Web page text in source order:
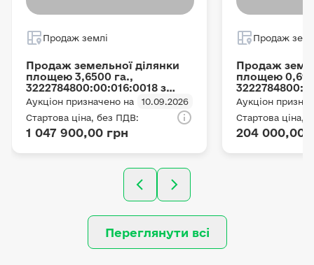
Продаж землі
Продаж земельної ділянки
площею 3,6500 га.,
3222784800:00:016:0018 з
цільовим призначенням ОСГ,
що розташована за адресою:
с. Мотижин, Мотижинська с/
р, Бучанський район
Київська область
Аукціон призначено на
10.09.2026
Стартова ціна, без ПДВ:
1 047 900,00 грн
Продаж
Продаж
площею
цільовим
що
с. Мотижин,
р,
Київська
Аукціон
Стартова ціна,
204 000,00
Переглянути всі